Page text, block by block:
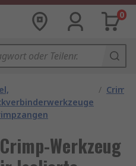
0
/
Werkzeug